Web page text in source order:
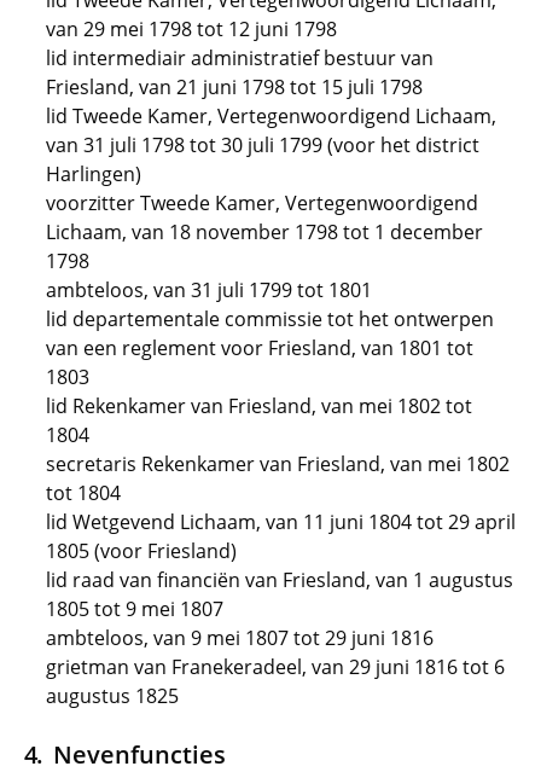
van 29 mei 1798 tot 12 juni 1798
lid intermediair administratief bestuur van
Friesland, van 21 juni 1798 tot 15 juli 1798
lid Tweede Kamer, Vertegenwoordigend Lichaam,
van 31 juli 1798 tot 30 juli 1799 (voor het district
Harlingen)
voorzitter Tweede Kamer, Vertegenwoordigend
Lichaam, van 18 november 1798 tot 1 december
1798
ambteloos, van 31 juli 1799 tot 1801
lid departementale commissie tot het ontwerpen
van een reglement voor Friesland, van 1801 tot
1803
lid Rekenkamer van Friesland, van mei 1802 tot
1804
secretaris Rekenkamer van Friesland, van mei 1802
tot 1804
lid Wetgevend Lichaam, van 11 juni 1804 tot 29 april
1805 (voor Friesland)
lid raad van financiën van Friesland, van 1 augustus
1805 tot 9 mei 1807
ambteloos, van 9 mei 1807 tot 29 juni 1816
grietman van Franekeradeel, van 29 juni 1816 tot 6
augustus 1825
Nevenfuncties